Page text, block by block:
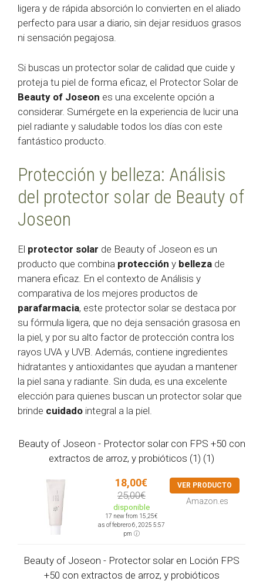
ligera y de rápida absorción lo convierten en el aliado
perfecto para usar a diario, sin dejar residuos grasos
ni sensación pegajosa.
Si buscas un protector solar de calidad que cuide y
proteja tu piel de forma eficaz, el Protector Solar de
Beauty of Joseon es una excelente opción a
considerar. Sumérgete en la experiencia de lucir una
piel radiante y saludable todos los días con este
fantástico producto.
Protección y belleza: Análisis
del protector solar de Beauty of
Joseon
El protector solar de Beauty of Joseon es un
producto que combina protección y belleza de
manera eficaz. En el contexto de Análisis y
comparativa de los mejores productos de
parafarmacia, este protector solar se destaca por
su fórmula ligera, que no deja sensación grasosa en
la piel, y por su alto factor de protección contra los
rayos UVA y UVB. Además, contiene ingredientes
hidratantes y antioxidantes que ayudan a mantener
la piel sana y radiante. Sin duda, es una excelente
elección para quienes buscan un protector solar que
brinde cuidado integral a la piel.
Beauty of Joseon - Protector solar con FPS +50 con
extractos de arroz, y probióticos (1) (1)
18,00€
25,00€
disponible
17 new from 15,25€
as of febrero 6, 2025 5:57
pm
VER PRODUCTO
Amazon.es
Beauty of Joseon - Protector solar en Loción FPS
+50 con extractos de arroz, y probióticos